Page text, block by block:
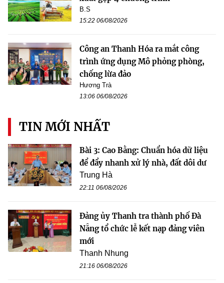
B.S
15:22 06/08/2026
Công an Thanh Hóa ra mắt công
trình ứng dụng Mô phỏng phòng,
chống lừa đảo
Hương Trà
13:06 06/08/2026
TIN MỚI NHẤT
Bài 3: Cao Bằng: Chuẩn hóa dữ liệu
để đẩy nhanh xử lý nhà, đất dôi dư
Trung Hà
22:11 06/08/2026
Đảng ủy Thanh tra thành phố Đà
Nẵng tổ chức lễ kết nạp đảng viên
mới
Thanh Nhung
21:16 06/08/2026